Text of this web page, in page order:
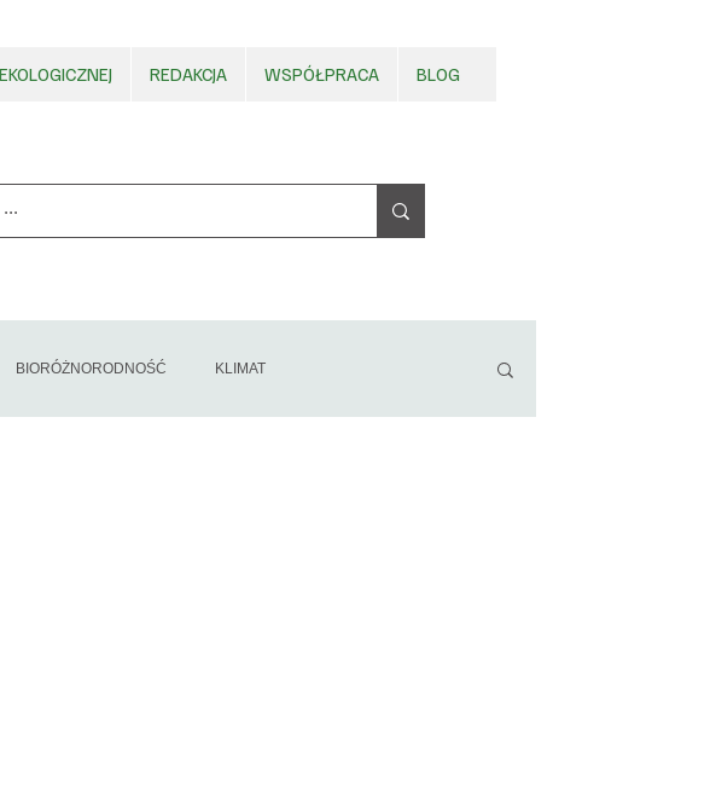
REDAKCJA WSPÓŁPRACA BLOG
BIORÓŻNORODNOŚĆ KLIMAT